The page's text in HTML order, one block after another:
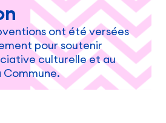
ont été versées
pour soutenir
culturelle et au
Commune.